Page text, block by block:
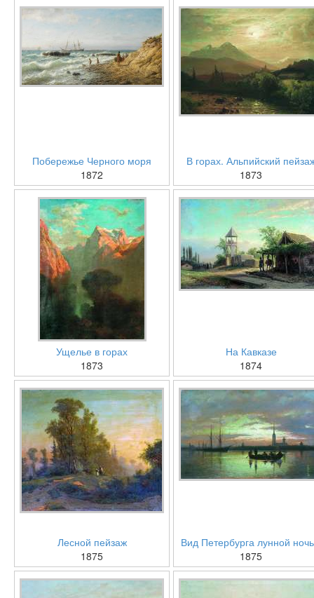
Побережье Черного моря
1872
В горах. Альпийский
1873
Ущелье в горах
1873
На Кавказе
1874
Лесной пейзаж
1875
Вид Петербурга лунной
1875